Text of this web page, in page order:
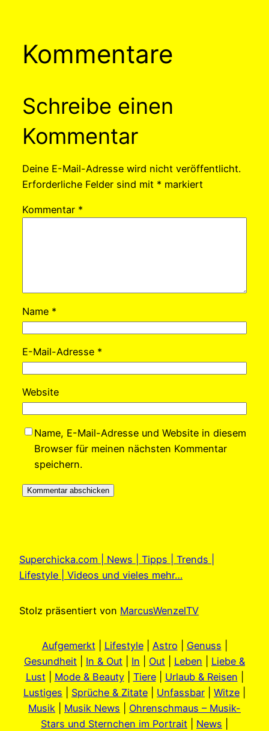
Kommentare
Schreibe einen
Kommentar
Deine E-Mail-Adresse wird nicht veröffentlicht.
Erforderliche Felder sind mit * markiert
Kommentar *
Name *
E-Mail-Adresse *
Website
Name, E-Mail-Adresse und Website in diesem
Browser für meinen nächsten Kommentar
speichern.
Superchicka.com | News | Tipps | Trends |
Lifestyle | Videos und vieles mehr…
Stolz präsentiert von MarcusWenzelTV
Aufgemerkt| Lifestyle| Astro Genuss
Gesundheit
In & Out In Out Leben
Liebe &
Lust| Mode & Beauty| Tiere| Urlaub & Reisen
Lustiges
Sprüche & Zitate Unfassbar Witze
Musik
Musik News
Ohrenschmaus – Musik-
Stars und Sternchen im Portrait
News